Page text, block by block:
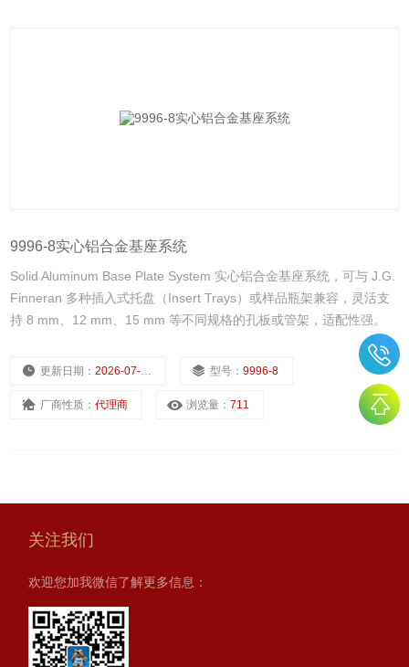
9996-8实心铝合金基座系统
Solid Aluminum Base Plate System 实心铝合金基座系统，可与 J.G.
Finneran 多种插入式托盘（Insert Trays）或样品瓶架兼容，灵活支
持 8 mm、12 mm、15 mm 等不同规格的孔板或管架，适配性强。
更新日期：2026-07-22 型号：9996-8
厂商性质：代理商 浏览量：711
关注我们
欢迎您加我微信了解更多信息：